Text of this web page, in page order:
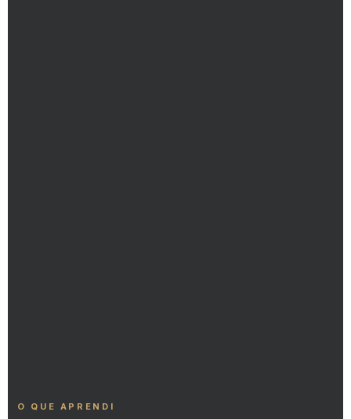
O QUE APRENDI